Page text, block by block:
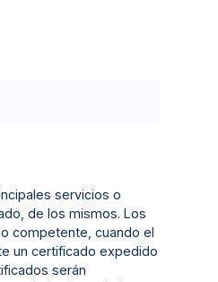
servicios o
de los mismos. Los
competente, cuando el
un certificado expedido
serán